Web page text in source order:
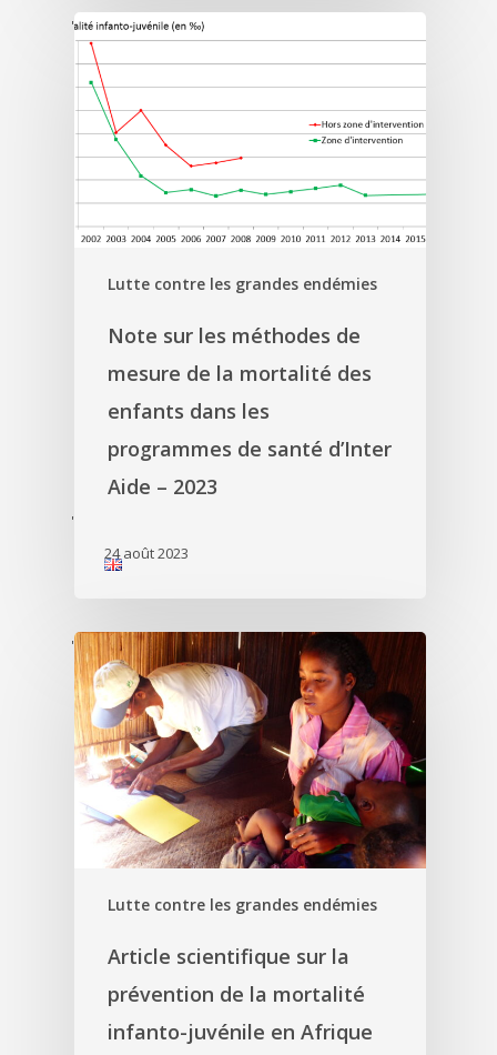
'
'
Lutte contre les grandes endémies
Note sur les méthodes de
mesure de la mortalité des
enfants dans les
programmes de santé d’Inter
Aide – 2023
24 août 2023
'
Lutte contre les grandes endémies
Article scientifique sur la
prévention de la mortalité
infanto-juvénile en Afrique